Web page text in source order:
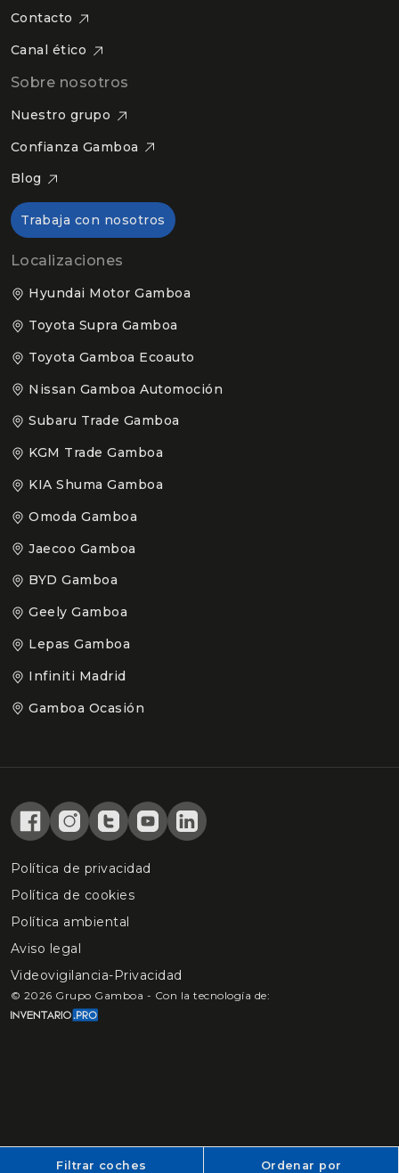
Filtrar coches Ordenar por
Contacto
Canal ético
Sobre nosotros
Nuestro grupo
Confianza Gamboa
Blog
Trabaja con nosotros
Localizaciones
Hyundai Motor Gamboa
Toyota Supra Gamboa
Toyota Gamboa Ecoauto
Nissan Gamboa Automoción
Subaru Trade Gamboa
KGM Trade Gamboa
KIA Shuma Gamboa
Omoda Gamboa
Jaecoo Gamboa
BYD Gamboa
Geely Gamboa
Lepas Gamboa
Infiniti Madrid
Gamboa Ocasión
Política de privacidad
Política de cookies
Política ambiental
Aviso legal
Videovigilancia-Privacidad
© 2026 Grupo Gamboa - Con la tecnología de: